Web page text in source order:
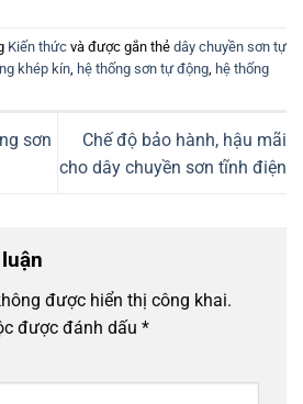
Kiến thức và được gắn thẻ dây chuyền sơn tự
khép kín hệ thống sơn tự động hệ thống
sơn
Chế độ bảo hành, hậu mãi
cho dây chuyền sơn tĩnh điện
được hiển thị công khai.
được đánh dấu *